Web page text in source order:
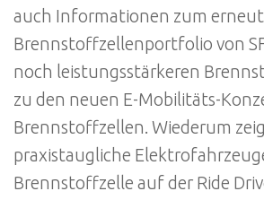
auch Informationen zum
Brennstoffzellenportfolio von
noch leistungsstärkeren
zu den neuen E-Mobilitäts-
Brennstoffzellen. Wiederum
praxistaugliche
Brennstoffzelle auf der Ride